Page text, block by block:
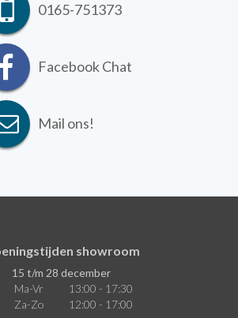
0165-751373
Facebook Chat
Mail ons!
showroom
15 t/m 28 december
Ma-Vr
13:00 - 17:30
Za-Zo
12:00 - 17:00